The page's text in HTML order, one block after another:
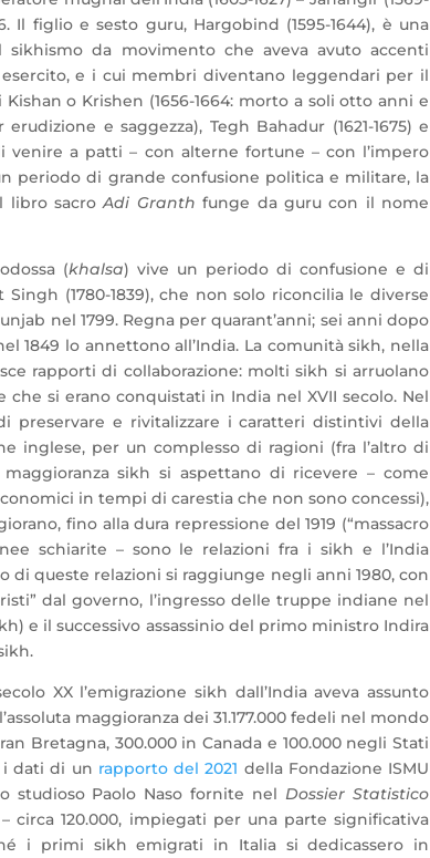
Il figlio e sesto guru, Hargobind (1595-1644), è una
da movimento che aveva avuto accenti
e i cui membri diventano leggendari per il
o Krishen (1656-1664: morto a soli otto anni e
e saggezza), Tegh Bahadur (1621-1675) e
a patti – con alterne fortune – con l’impero
periodo di grande confusione politica e militare, la
libro sacroAdi Granth funge da guru con il nome
(khalsa) vive un periodo di confusione e di
(1780-1839), che non solo riconcilia le diverse
nel 1799. Regna per quarant’anni; sei anni dopo
1849 lo annettono all’India. La comunità sikh, nella
rapporti di collaborazione: molti sikh si arruolano
si erano conquistati in India nel XVII secolo. Nel
preservare e rivitalizzare i caratteri distintivi della
inglese, per un complesso di ragioni (fra l’altro di
sikh si aspettano di ricevere – come
in tempi di carestia che non sono concessi),
fino alla dura repressione del 1919 (“massacro
schiarite – sono le relazioni fra i sikh e l’India
queste relazioni si raggiunge negli anni 1980, con
dal governo, l’ingresso delle truppe indiane nel
e il successivo assassinio del primo ministro Indira
XX l’emigrazione sikh dall’India aveva assunto
maggioranza dei 31.177.000 fedeli nel mondo
Bretagna, 300.000 in Canada e 100.000 negli Stati
i dati di un rapporto del 2021 della Fondazione ISMU
studioso Paolo Naso fornite nel Dossier Statistico
circa 120.000​, impiegati per una parte significativa
i primi sikh emigrati in Italia si dedicassero in